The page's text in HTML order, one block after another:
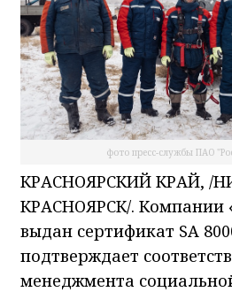
фото пресс-службы ПАО
КРАСНОЯРСКИЙ КРАЙ, /
КРАСНОЯРСК/. Компании
выдан сертификат SA
подтверждает
менеджмента